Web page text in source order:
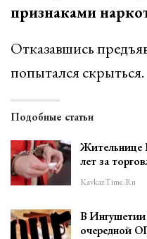
признаками
Отказавшись
попытался скрыться.
Подобные статьи
Жительнице
лет за
KavkazTime.ru
В Ингушетии
очередной